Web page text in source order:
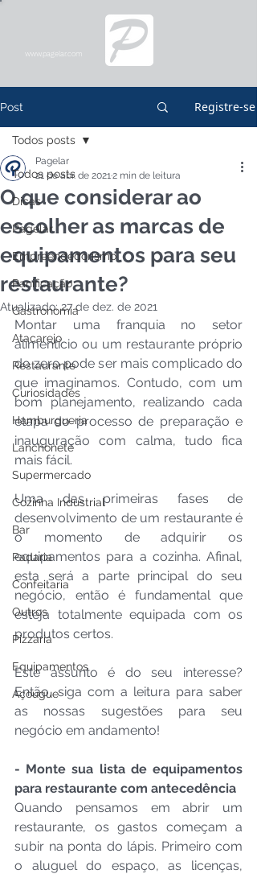
www.pagelar.com
Post Registre-se
Todos posts
Dicas
Pagelar
Empreendedorismo
Panificação
Gastronomia
Atacarejo
Restaurante
Curiosidades
Hamburgueria
Lanchonete
Supermercado
Cozinha Industrial
Bar
Padaria
Confeitaria
Outros
Pizzaria
Equipamentos
Açougue
Todos posts
O que considerar ao
escolher as marcas de
equipamentos para seu
restaurante?
Pagelar
21 de abr. de 20212 min de leitura
Atualizado:27 de dez. de 2021
Montar uma franquia no setor
alimentício ou um restaurante próprio
do zero pode ser mais complicado do
que imaginamos. Contudo, com um
bom planejamento, realizando cada
etapa do processo de preparação e
inauguração com calma, tudo fica
mais fácil.
Uma das primeiras fases de
desenvolvimento de um restaurante é
o momento de adquirir os
equipamentos para a cozinha. Afinal,
esta será a parte principal do seu
negócio, então é fundamental que
esteja totalmente equipada com os
produtos certos.
Este assunto é do seu interesse?
Então, siga com a leitura para saber
as nossas sugestões para seu
negócio em andamento!
- Monte sua lista de equipamentos
para restaurante com antecedência
Quando pensamos em abrir um
restaurante, os gastos começam a
subir na ponta do lápis. Primeiro com
o aluguel do espaço, as licenças,